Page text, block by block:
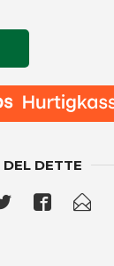
DEL DETTE